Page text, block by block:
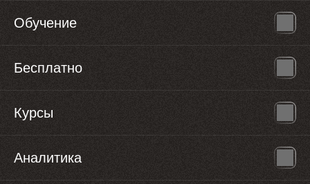
Обучение
Бесплатно
Курсы
Аналитика